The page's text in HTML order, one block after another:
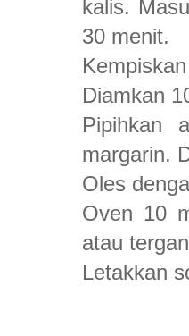
kalis.
30 menit.
Diamkan
Pipihkan
margarin.
Oles
Oven 10
atau
Letakkan